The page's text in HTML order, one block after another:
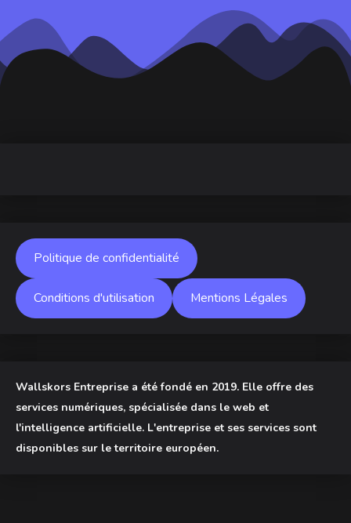
Politique de confidentialité
Conditions d'utilisation Mentions Légales
Wallskors Entreprise a été fondé en 2019. Elle offre des
services numériques, spécialisée dans le web et
l'intelligence artificielle. L'entreprise et ses services sont
disponibles sur le territoire européen.